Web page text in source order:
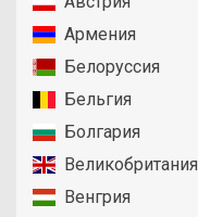
Армения
Белоруссия
Бельгия
Болгария
Великобритания
Венгрия